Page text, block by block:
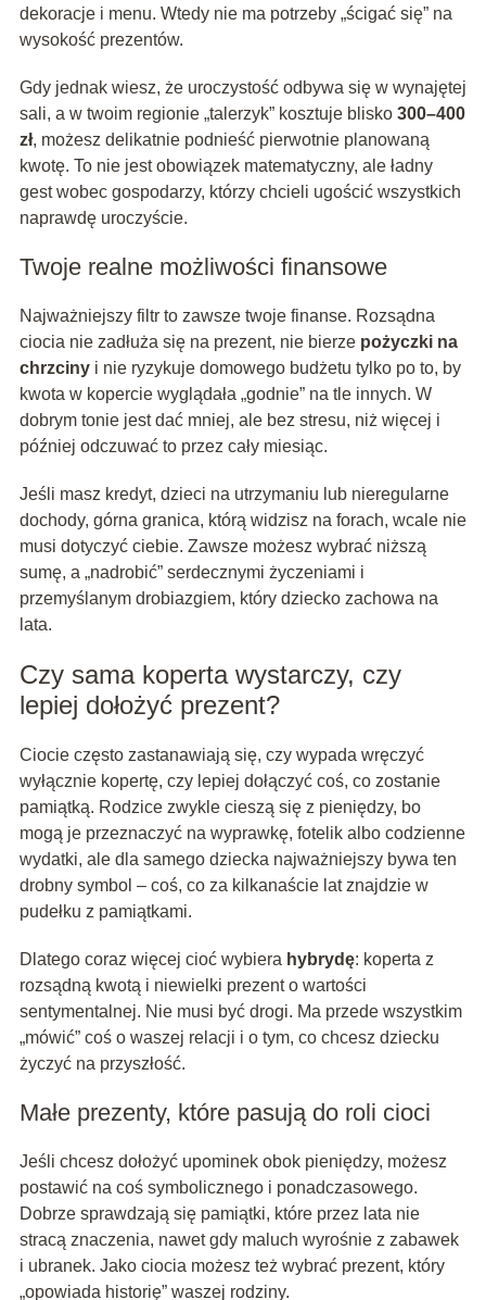
dekoracje i menu. Wtedy nie ma potrzeby „ścigać się” na
wysokość prezentów.
Gdy jednak wiesz, że uroczystość odbywa się w wynajętej
sali, a w twoim regionie „talerzyk” kosztuje blisko 300–400
zł, możesz delikatnie podnieść pierwotnie planowaną
kwotę. To nie jest obowiązek matematyczny, ale ładny
gest wobec gospodarzy, którzy chcieli ugościć wszystkich
naprawdę uroczyście.
Twoje realne możliwości finansowe
Najważniejszy filtr to zawsze twoje finanse. Rozsądna
ciocia nie zadłuża się na prezent, nie bierze pożyczki na
chrzcinyi nie ryzykuje domowego budżetu tylko po to, by
kwota w kopercie wyglądała „godnie” na tle innych. W
dobrym tonie jest dać mniej, ale bez stresu, niż więcej i
później odczuwać to przez cały miesiąc.
Jeśli masz kredyt, dzieci na utrzymaniu lub nieregularne
dochody, górna granica, którą widzisz na forach, wcale nie
musi dotyczyć ciebie. Zawsze możesz wybrać niższą
sumę, a „nadrobić” serdecznymi życzeniami i
przemyślanym drobiazgiem, który dziecko zachowa na
lata.
Czy sama koperta wystarczy, czy
lepiej dołożyć prezent?
Ciocie często zastanawiają się, czy wypada wręczyć
wyłącznie kopertę, czy lepiej dołączyć coś, co zostanie
pamiątką. Rodzice zwykle cieszą się z pieniędzy, bo
mogą je przeznaczyć na wyprawkę, fotelik albo codzienne
wydatki, ale dla samego dziecka najważniejszy bywa ten
drobny symbol – coś, co za kilkanaście lat znajdzie w
pudełku z pamiątkami.
Dlatego coraz więcej cioć wybiera hybrydę: koperta z
rozsądną kwotą i niewielki prezent o wartości
sentymentalnej. Nie musi być drogi. Ma przede wszystkim
„mówić” coś o waszej relacji i o tym, co chcesz dziecku
życzyć na przyszłość.
Małe prezenty, które pasują do roli cioci
Jeśli chcesz dołożyć upominek obok pieniędzy, możesz
postawić na coś symbolicznego i ponadczasowego.
Dobrze sprawdzają się pamiątki, które przez lata nie
stracą znaczenia, nawet gdy maluch wyrośnie z zabawek
i ubranek. Jako ciocia możesz też wybrać prezent, który
„opowiada historię” waszej rodziny.